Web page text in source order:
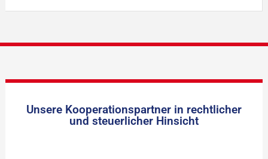
Unsere Kooperationspartner in rechtlicher
und steuerlicher Hinsicht